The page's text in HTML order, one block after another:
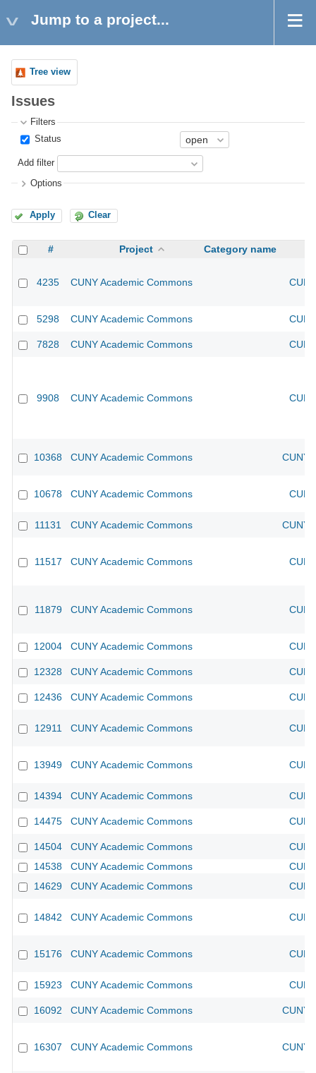
Jump to a project...
Tree view
Issues
Filters
Status
Add filter
Options
Apply Clear
# Project Category name
4235 CUNY Academic Commons
5298 CUNY Academic Commons
7828 CUNY Academic Commons
9908 CUNY Academic Commons
10368 CUNY Academic Commons CUNY
10678 CUNY Academic Commons
11131 CUNY Academic Commons CUNY
11517 CUNY Academic Commons
11879 CUNY Academic Commons
12004 CUNY Academic Commons
12328 CUNY Academic Commons
12436 CUNY Academic Commons
12911 CUNY Academic Commons
13949 CUNY Academic Commons
14394 CUNY Academic Commons
14475 CUNY Academic Commons
14504 CUNY Academic Commons
14538
CUNY Academic Commons
14629
CUNY Academic Commons
14842 CUNY Academic Commons
15176 CUNY Academic Commons
15923 CUNY Academic Commons
16092 CUNY Academic Commons CUNY
16307 CUNY Academic Commons CUNY